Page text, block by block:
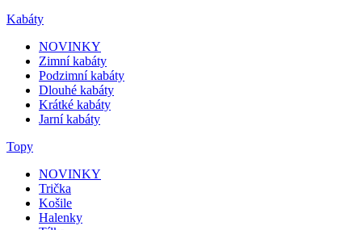
Kabáty
NOVINKY
Zimní kabáty
Podzimní kabáty
Dlouhé kabáty
Krátké kabáty
Jarní kabáty
Topy
NOVINKY
Trička
Košile
Halenky